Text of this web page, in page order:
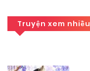
Truyện xem nhiều